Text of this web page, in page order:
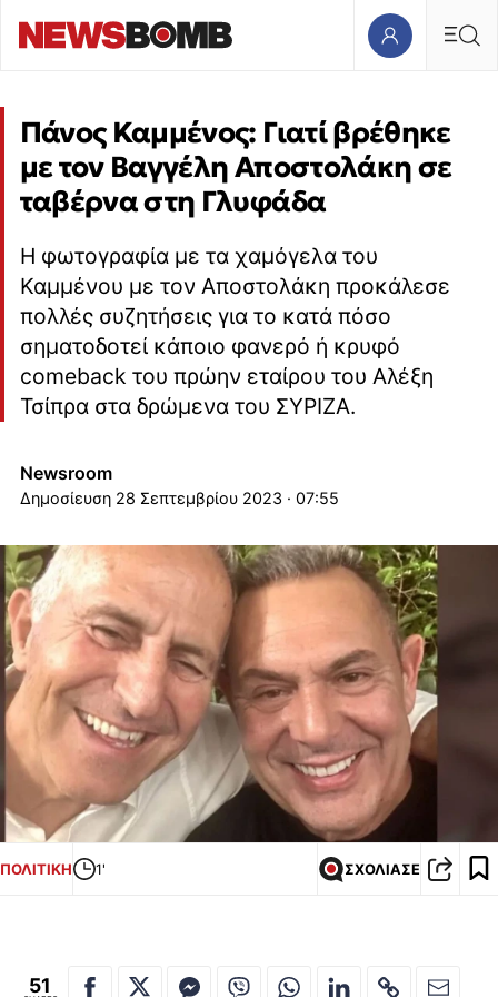
Πάνος Καμμένος: Γιατί βρέθηκε
με τον Βαγγέλη Αποστολάκη σε
ταβέρνα στη Γλυφάδα
H φωτογραφία με τα χαμόγελα του
Καμμένου με τον Αποστολάκη προκάλεσε
πολλές συζητήσεις για το κατά πόσο
σηματοδοτεί κάποιο φανερό ή κρυφό
comeback του πρώην εταίρου του Αλέξη
Τσίπρα στα δρώμενα του ΣΥΡΙΖΑ.
Newsroom
28 Σεπτεμβρίου 2023 · 07:55
ΠΟΛΙΤΙΚΗ 1' ΣΧΟΛΙΑΣΕ
51